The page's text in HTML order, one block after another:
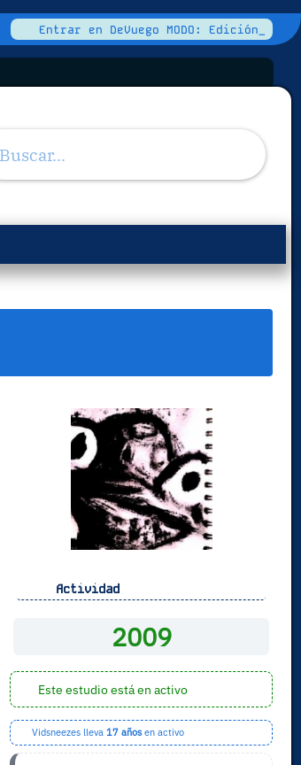
Entrar en DeVuego MODO: Edición_
Actividad
2009
Este estudio está en activo
Vidsneezes lleva 17 añosen activo